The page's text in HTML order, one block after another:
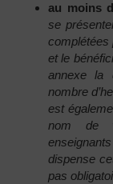
au moins
se
complétées
et le
annexe la
nombre
est
nom de
dispense
pas